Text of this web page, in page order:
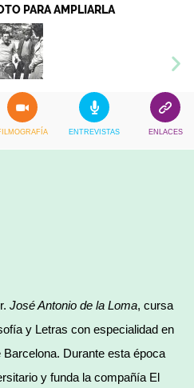
PARA AMPLIARLA
ENTREVISTAS ENLACES
José Antonio de la Loma, cursa
y Letras con especialidad en
Durante esta época
y funda la compañía El